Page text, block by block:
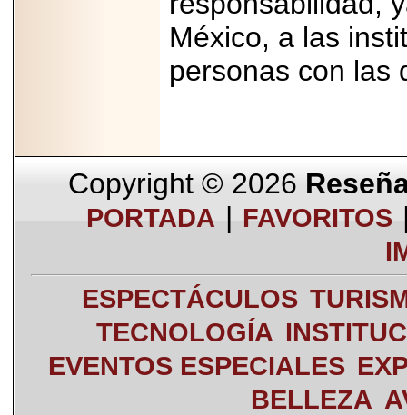
México, a las
personas con las
Copyright © 2026
PORTADA | FAVORITOS
ESPECTÁCULOS
TECNOLOGÍA
EVENTOS ESPECIALES
BELLEZA